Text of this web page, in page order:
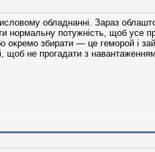
обладнанні. Зараз
нормальну потужність, щоб усе
збирати — це геморой і
щоб не прогадати з